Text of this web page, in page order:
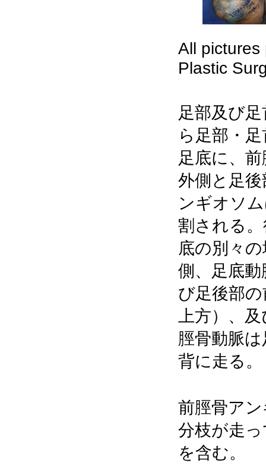
All pictures
Plastic
足部及び
ら足部・
足底に、
外側と足
ンギオソ
割される
底の別々
側、足底
び足後部
上方）、
脛骨動脈
背に走る。
前脛骨ア
分枝が走
を含む。